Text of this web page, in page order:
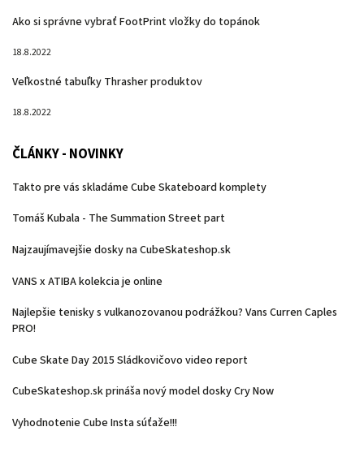
Ako si správne vybrať FootPrint vložky do topánok
18.8.2022
Veľkostné tabuľky Thrasher produktov
18.8.2022
ČLÁNKY - NOVINKY
Takto pre vás skladáme Cube Skateboard komplety
Tomáš Kubala - The Summation Street part
Najzaujímavejšie dosky na CubeSkateshop.sk
VANS x ATIBA kolekcia je online
Najlepšie tenisky s vulkanozovanou podrážkou? Vans Curren Caples
PRO!
Cube Skate Day 2015 Sládkovičovo video report
CubeSkateshop.sk prináša nový model dosky Cry Now
Vyhodnotenie Cube Insta súťaže!!!